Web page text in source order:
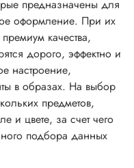
предназначены для
оформление. При их
качества,
дорого, эффектно и
настроение,
в образах. На выбор
предметов,
и цвете, за счет чего
подбора данных